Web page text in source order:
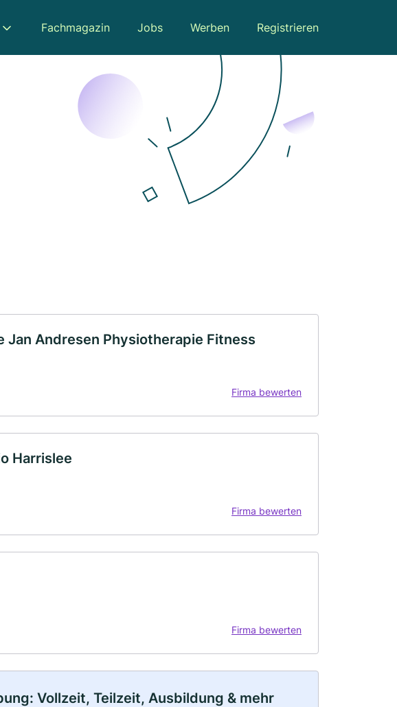
Fachmagazin Jobs Werben Registrieren
Jan Andresen Physiotherapie Fitness
Firma bewerten
Harrislee
Firma bewerten
Firma bewerten
Vollzeit, Teilzeit, Ausbildung & mehr